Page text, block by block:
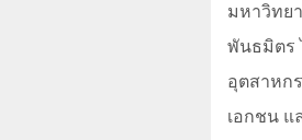
มหาวิทย
พันธมิตร
อุตสาหก
เอกชน แ